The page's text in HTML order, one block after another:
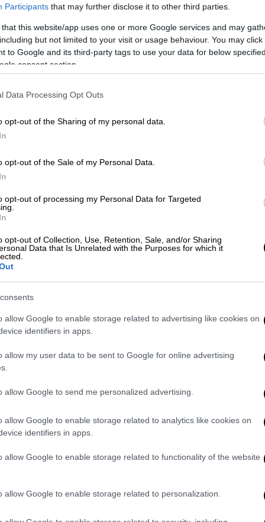
Participants that may further disclose it to other third parties.
that this website/app uses one or more Google services and may
but not limited to your visit or usage behaviour. You may
to Google and its third-party tags to use your data for below
consent section.
Data Processing Opt Outs
opt-out of the Sharing of my personal data.
opt-out of the Sale of my Personal Data.
opt-out of processing my Personal Data for Targeted
opt-out of Collection, Use, Retention, Sale, and/or Sharing
Data that Is Unrelated with the Purposes for which it
allow Google to enable storage related to advertising like cookies on
identifiers in apps.
allow my user data to be sent to Google for online advertising
allow Google to send me personalized advertising.
allow Google to enable storage related to analytics like cookies on
identifiers in apps.
allow Google to enable storage related to functionality of the website
allow Google to enable storage related to personalization.
επιδρομές το πρωί τηςΤετάρτης(16/10)
δήλωσαν αυτόπτες μάρτυρεςστο
ότι είναι αντίθετες με το
Ισραήλ στην πρωτεύουσα τουΛιβάνου,
ανησυχιών για περαιτέρω κλιμάκωση
συμμετοχή και του Ιράν.
από τους κατοίκους της συνοικίας
εξήγησε ότι διεξήγαγε πλήγμα
Χεζμπολάχ
για να αποφύγουμε τον κίνδυνο να
προειδοποιήσεων προς τους κατοίκους
ένοπλες δυνάμεις (IDF).
απομάκρυνσης που αφορούν
Λιβάνου, σύμφωνα με τηνΎπατη
(UNHCR),
στο νότιο τμήμα της χώρας με στόχο,
.
تغطية صحفية: فيديو| حزام ناري
كفرجوز ومدينة النبطية
Νατζίμπ Μικάτι
αξιωματούχους προέκυψαν
θα περιορίσει τα πλήγματά του
της.
γίνει στόχος ισραηλινών πληγμάτων